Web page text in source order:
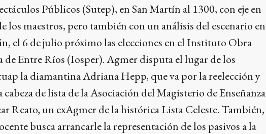
Públicos (Sutep), en San Martín al 1300, con eje en
los maestros, pero también con un análisis del escenario en
el 6 de julio próximo las elecciones en el Instituto Obra
de Entre Ríos (Iosper). Agmer disputa el lugar de los
la diamantina Adriana Hepp, que va por la reelección y
de lista de la Asociación del Magisterio de Enseñanza
Reato, un exAgmer de la histórica Lista Celeste. También,
busca arrancarle la representación de los pasivos a la